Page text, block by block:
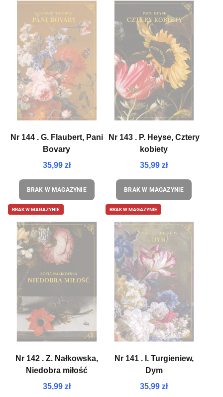
Nr 144 . G. Flaubert, Pani
Bovary
35,99 zł
BRAK W MAGAZYNIE
Nr 143 . P. Heyse, Cztery
kobiety
35,99 zł
BRAK W MAGAZYNIE
BRAK W MAGAZYNIE
Nr 142 . Z. Nałkowska,
Niedobra miłość
35,99 zł
BRAK W MAGAZYNIE
Nr 141 . I. Turgieniew,
Dym
35,99 zł